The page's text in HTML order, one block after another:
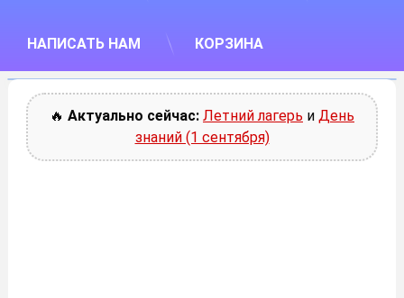
НАПИСАТЬ НАМ КОРЗИНА
🔥 Актуально сейчас: Летний лагерь и День
знаний (1 сентября)